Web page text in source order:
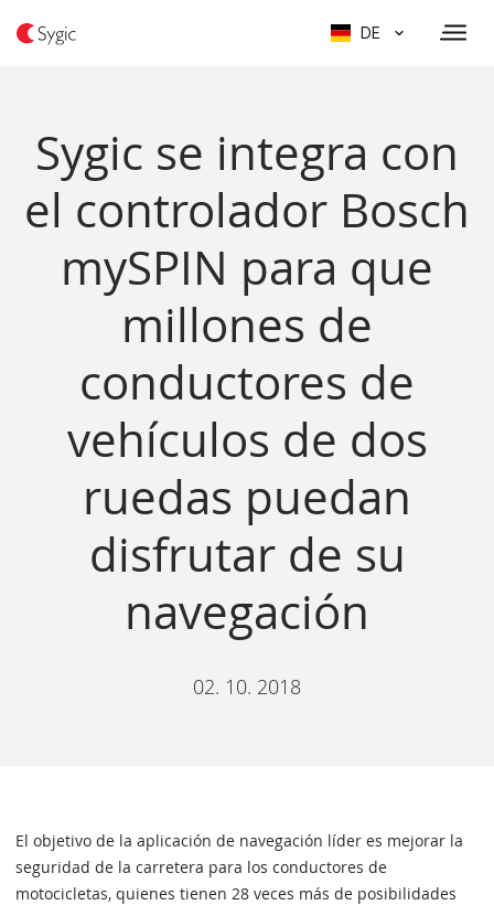
DE
Sygic se integra con
el controlador Bosch
mySPIN para que
millones de
conductores de
vehículos de dos
ruedas puedan
disfrutar de su
navegación
02. 10. 2018
El objetivo de la aplicación de navegación líder es mejorar la
seguridad de la carretera para los conductores de
motocicletas, quienes tienen 28 veces más de posibilidades